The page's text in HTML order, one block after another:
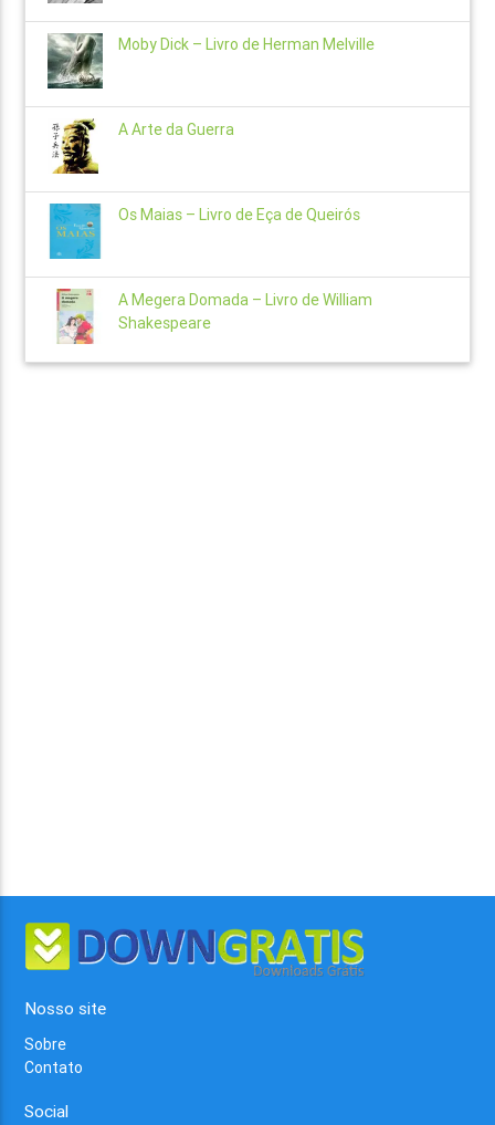
Moby Dick – Livro de Herman Melville
A Arte da Guerra
Os Maias – Livro de Eça de Queirós
A Megera Domada – Livro de William
Shakespeare
Nosso site
Sobre
Contato
Social